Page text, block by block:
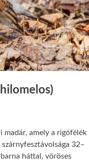
madár, amely a rigófélék
32–
háttal, vöröses